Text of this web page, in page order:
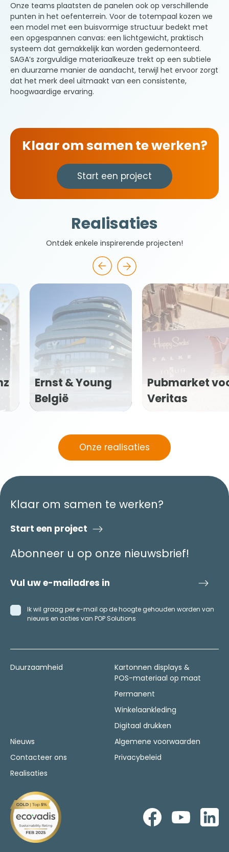
Onze teams plaatsten de panelen ook op verschillende
punten in het oefenterrein. Voor de totempaal kozen we
een model met een buisvormige structuur bedekt met
een opgespannen canvas: een lichtgewicht, praktisch
systeem dat gemakkelijk kan worden gedemonteerd.
SAGA’s zorgvuldige materiaalkeuze trekt op een subtiele
en duurzame manier de aandacht, terwijl het ervoor zorgt
dat het merk deel uitmaakt van een consistente,
hoogwaardige ervaring.
Klaar om samen te werken?
Start een project
Realisaties
Ontdek enkele inspirerende projecten!
Pubmarket voor
Veritas
Glaznost
Happiness
Onze realisaties
Klaar om samen te werken?
Start een project
Abonneer u op onze nieuwsbrief!
Ik wil graag per e-mail op de hoogte gehouden worden van
nieuws en acties van POP Solutions
Duurzaamheid
Kartonnen displays &
POS-materiaal op maat
Permanent
Winkelaankleding
Digitaal drukken
Nieuws
Contacteer ons
Realisaties
Algemene voorwaarden
Privacybeleid